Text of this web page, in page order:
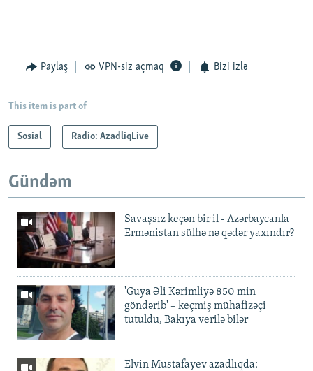
Paylaş VPN-siz açmaq Bizi izlə
This item is part of
Sosial Radio: AzadliqLive
Gündəm
Savaşsız keçən bir il - Azərbaycanla
Ermənistan sülhə nə qədər yaxındır?
'Guya Əli Kərimliyə 850 min
göndərib' – keçmiş mühafizəçi
tutuldu, Bakıya verilə bilər
Elvin Mustafayev azadlıqda: